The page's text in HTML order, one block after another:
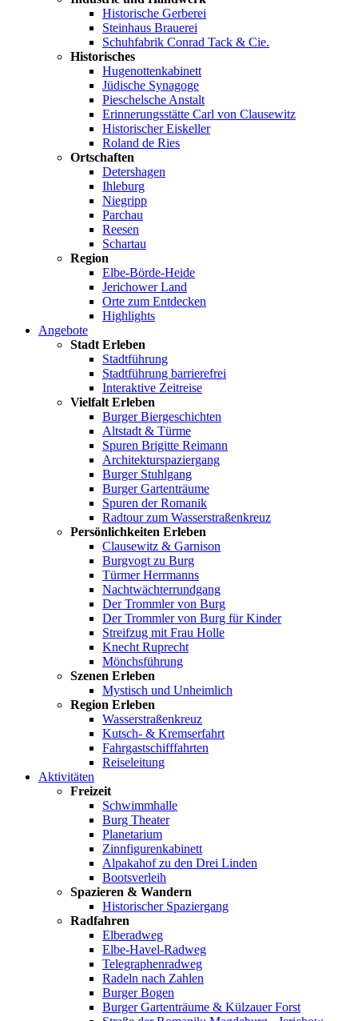
Historische Gerberei
Steinhaus Brauerei
Schuhfabrik Conrad Tack & Cie.
Historisches
Hugenottenkabinett
Jüdische Synagoge
Pieschelsche Anstalt
Erinnerungsstätte Carl von Clausewitz
Historischer Eiskeller
Roland de Ries
Ortschaften
Detershagen
Ihleburg
Niegripp
Parchau
Reesen
Schartau
Region
Elbe-Börde-Heide
Jerichower Land
Orte zum Entdecken
Highlights
Angebote
Stadt Erleben
Stadtführung
Stadtführung barrierefrei
Interaktive Zeitreise
Vielfalt Erleben
Burger Biergeschichten
Altstadt & Türme
Spuren Brigitte Reimann
Architekturspaziergang
Burger Stuhlgang
Burger Gartenträume
Spuren der Romanik
Radtour zum Wasserstraßenkreuz
Persönlichkeiten Erleben
Clausewitz & Garnison
Burgvogt zu Burg
Türmer Herrmanns
Nachtwächterrundgang
Der Trommler von Burg
Der Trommler von Burg für Kinder
Streifzug mit Frau Holle
Knecht Ruprecht
Mönchsführung
Szenen Erleben
Mystisch und Unheimlich
Region Erleben
Wasserstraßenkreuz
Kutsch- & Kremserfahrt
Fahrgastschifffahrten
Reiseleitung
Aktivitäten
Freizeit
Schwimmhalle
Burg Theater
Planetarium
Zinnfigurenkabinett
Alpakahof zu den Drei Linden
Bootsverleih
Spazieren & Wandern
Historischer Spaziergang
Radfahren
Elberadweg
Elbe-Havel-Radweg
Telegraphenradweg
Radeln nach Zahlen
Burger Bogen
Burger Gartenträume & Külzauer Forst